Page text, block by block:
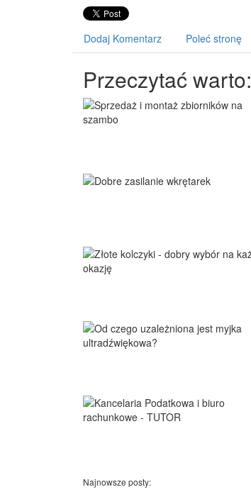
Dodaj Komentarz Poleć stronę
Przeczytać warto:
Najnowsze posty: